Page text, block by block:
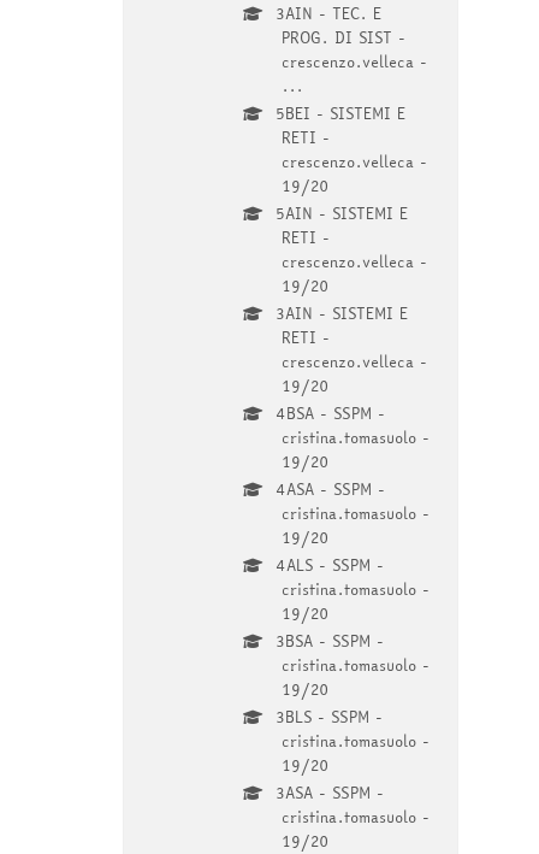
3AIN - TEC. E
PROG. DI SIST -
crescenzo.velleca -
...
5BEI - SISTEMI E
RETI -
crescenzo.velleca -
19/20
5AIN - SISTEMI E
RETI -
crescenzo.velleca -
19/20
3AIN - SISTEMI E
RETI -
crescenzo.velleca -
19/20
4BSA - SSPM -
cristina.tomasuolo -
19/20
4ASA - SSPM -
cristina.tomasuolo -
19/20
4ALS - SSPM -
cristina.tomasuolo -
19/20
3BSA - SSPM -
cristina.tomasuolo -
19/20
3BLS - SSPM -
cristina.tomasuolo -
19/20
3ASA - SSPM -
cristina.tomasuolo -
19/20